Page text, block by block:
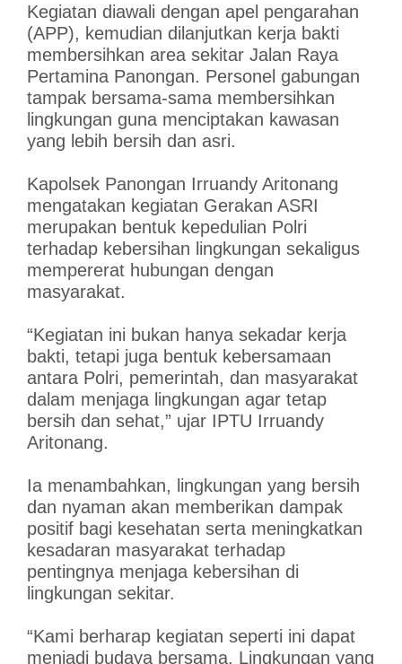
Kegiatan diawali dengan apel pengarahan
(APP), kemudian dilanjutkan kerja bakti
membersihkan area sekitar Jalan Raya
Pertamina Panongan. Personel gabungan
tampak bersama-sama membersihkan
lingkungan guna menciptakan kawasan
yang lebih bersih dan asri.
Kapolsek Panongan Irruandy Aritonang
mengatakan kegiatan Gerakan ASRI
merupakan bentuk kepedulian Polri
terhadap kebersihan lingkungan sekaligus
mempererat hubungan dengan
masyarakat.
“Kegiatan ini bukan hanya sekadar kerja
bakti, tetapi juga bentuk kebersamaan
antara Polri, pemerintah, dan masyarakat
dalam menjaga lingkungan agar tetap
bersih dan sehat,” ujar IPTU Irruandy
Aritonang.
Ia menambahkan, lingkungan yang bersih
dan nyaman akan memberikan dampak
positif bagi kesehatan serta meningkatkan
kesadaran masyarakat terhadap
pentingnya menjaga kebersihan di
lingkungan sekitar.
“Kami berharap kegiatan seperti ini dapat
menjadi budaya bersama. Lingkungan yang